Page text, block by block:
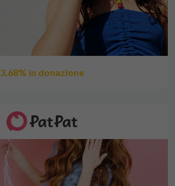
3,68% in donazione